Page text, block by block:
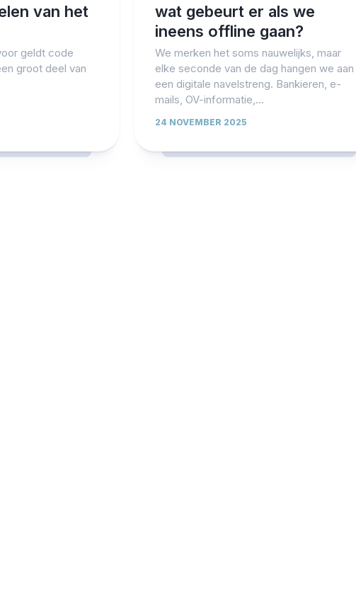
van het
geldt code
groot deel van
wat gebeurt er als we
ineens offline gaan?
We merken het soms nauwelijks, maar
elke seconde van de dag hangen we aan
een digitale navelstreng. Bankieren, e-
mails, OV-informatie,...
24 NOVEMBER 2025